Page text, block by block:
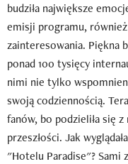
budziła największe
emisji programu,
zainteresowania. Piękna
ponad 100 tysięcy
nimi nie tylko
swoją codziennością.
fanów, bo podzieliła się
przeszłości. Jak
"Hotelu Paradise"? Sami